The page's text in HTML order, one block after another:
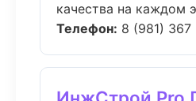
качества на каждом
Телефон: 8 (981) 367